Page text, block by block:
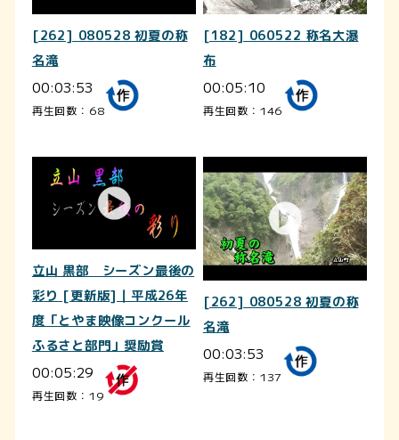
[262] 080528 初夏の称
名滝
00:03:53
再生回数：68
[182] 060522 称名大瀑
布
00:05:10
再生回数：146
立山 黒部 シーズン最後の
彩り [更新版]｜平成26年
度「とやま映像コンクール
ふるさと部門」奨励賞
00:05:29
再生回数：19
[262] 080528 初夏の称
名滝
00:03:53
再生回数：137